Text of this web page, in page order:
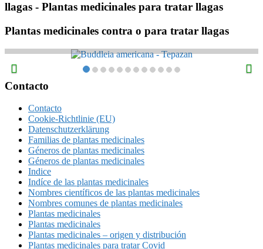
llagas - Plantas medicinales para tratar llagas
Plantas medicinales contra o para tratar llagas
Buddleia americana – Tepazan
Footer
Contacto
Contacto
Cookie-Richtlinie (EU)
Datenschutzerklärung
Familias de plantas medicinales
Géneros de plantas medicinales
Géneros de plantas medicinales
Indice
Indíce de las plantas medicinales
Nombres científicos de las plantas medicinales
Nombres comunes de plantas medicinales
Plantas medicinales
Plantas medicinales
Plantas medicinales – origen y distribución
Plantas medicinales para tratar Covid